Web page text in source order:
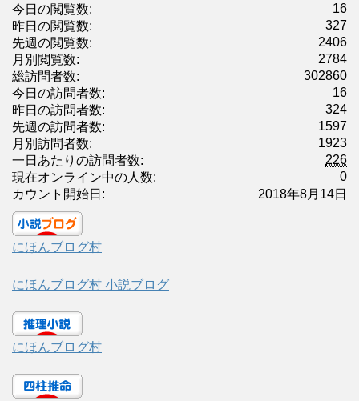
16
今日の閲覧数:
327
昨日の閲覧数:
2406
先週の閲覧数:
2784
月別閲覧数:
302860
総訪問者数:
16
今日の訪問者数:
324
昨日の訪問者数:
1597
先週の訪問者数:
1923
月別訪問者数:
226
一日あたりの訪問者数:
0
現在オンライン中の人数:
2018年8月14日
カウント開始日:
にほんブログ村
にほんブログ村 小説ブログ
にほんブログ村